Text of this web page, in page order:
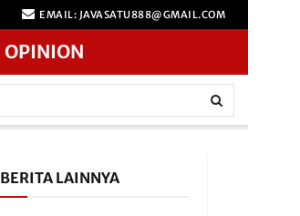
EMAIL: JAVASATU888@GMAIL.COM
OPINION
BERITA LAINNYA